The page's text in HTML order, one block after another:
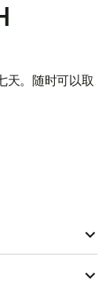
天。随时可以取